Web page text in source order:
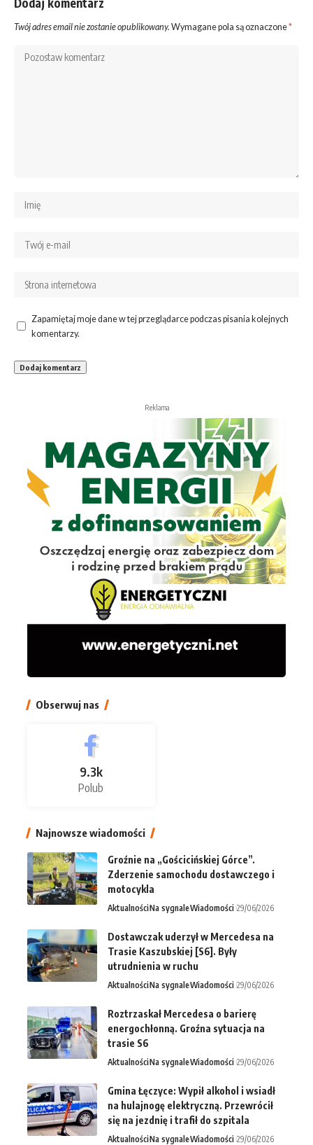
Twój adres email nie zostanie opublikowany. Wymagane pola są oznaczone*
Zapamiętaj moje dane w tej przeglądarce podczas pisania kolejnych
komentarzy.
Reklama
Obserwuj nas
9.3k
Polub
Najnowsze wiadomości
Groźnie na „Gościcińskiej Górce”.
Zderzenie samochodu dostawczego i
motocykla
AktualnościNa sygnaleWiadomości 29/06/2026
Dostawczak uderzył w Mercedesa na
Trasie Kaszubskiej [S6]. Były
utrudnienia w ruchu
AktualnościNa sygnaleWiadomości 29/06/2026
Roztrzaskał Mercedesa o barierę
energochłonną. Groźna sytuacja na
trasie S6
AktualnościNa sygnaleWiadomości 29/06/2026
Gmina Łęczyce: Wypił alkohol i wsiadł
na hulajnogę elektryczną. Przewrócił
się na jezdnię i trafił do szpitala
AktualnościNa sygnaleWiadomości 29/06/2026